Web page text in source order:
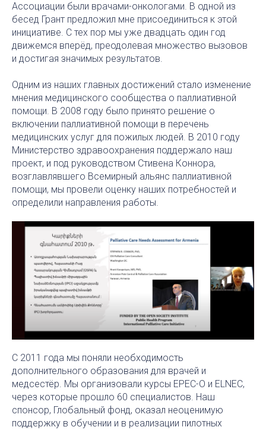
Ассоциации были врачами-онкологами. В одной из
бесед Грант предложил мне присоединиться к этой
инициативе. С тех пор мы уже двадцать один год
движемся вперёд, преодолевая множество вызовов
и достигая значимых результатов.
Одним из наших главных достижений стало изменение
мнения медицинского сообщества о паллиативной
помощи. В 2008 году было принято решение о
включении паллиативной помощи в перечень
медицинских услуг для пожилых людей. В 2010 году
Министерство здравоохранения поддержало наш
проект, и под руководством Стивена Коннора,
возглавлявшего Всемирный альянс паллиативной
помощи, мы провели оценку наших потребностей и
определили направления работы.
С 2011 года мы поняли необходимость
дополнительного образования для врачей и
медсестёр. Мы организовали курсы EPEC-O и ELNEC,
через которые прошло 60 специалистов. Наш
спонсор, Глобальный фонд, оказал неоценимую
поддержку в обучении и в реализации пилотных